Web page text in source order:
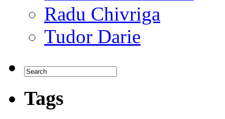
Radu Chivriga
Tudor Darie
Tags